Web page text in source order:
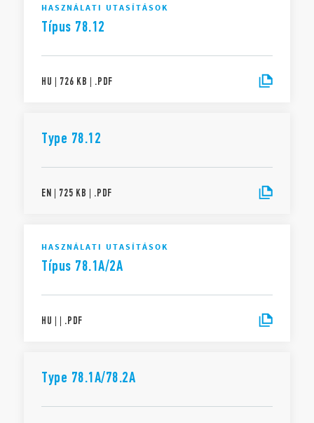
HASZNÁLATI UTASÍTÁSOK
Típus 78.12
HU | 726 KB | .PDF
Type 78.12
EN | 725 KB | .PDF
HASZNÁLATI UTASÍTÁSOK
Típus 78.1A/2A
HU | | .PDF
Type 78.1A/78.2A